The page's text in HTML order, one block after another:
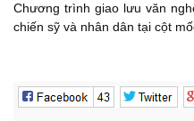
Chương trình giao lưu văn
chiến sỹ và nhân dân tại cột